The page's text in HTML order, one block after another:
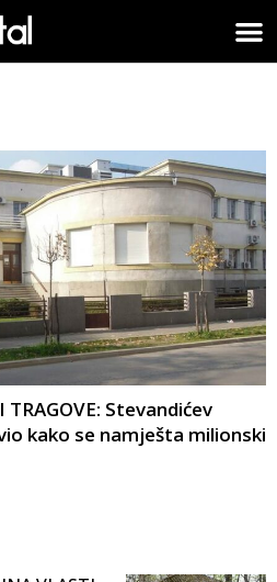
Stevandićev
kako se namješta milionski